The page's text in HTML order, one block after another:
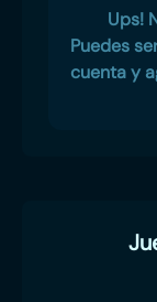
Ups!
Puedes
cuenta y